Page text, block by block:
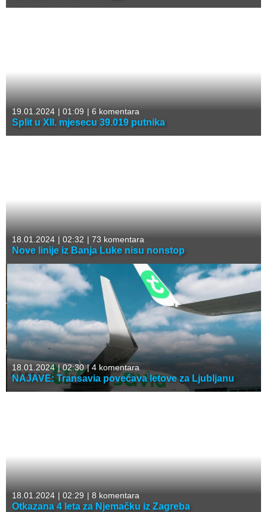
19.01.2024 | 01:09 | 6 komentara
Split u XII. mjesecu 39.019 putnika
18.01.2024 | 02:32 | 73 komentara
Nove linije iz Banja Luke nisu nonstop
18.01.2024 |02:30 |4 komentara
NAJAVE: Transavia povećava letove za Ljubljanu
18.01.2024 | 02:29 | 8 komentara
Otkazana 4 leta za Njemačku iz Zagreba